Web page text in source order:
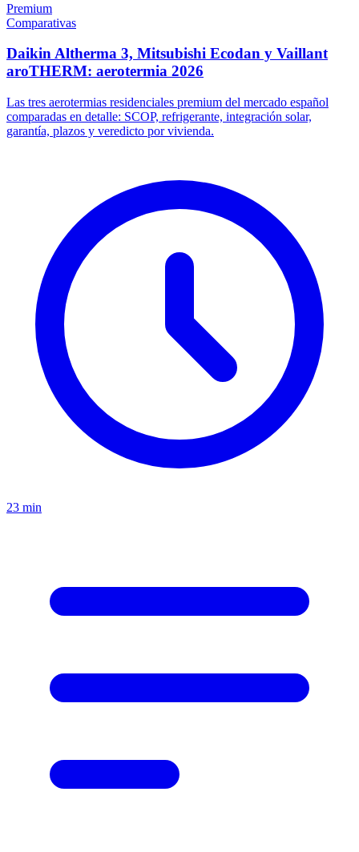
Premium
Comparativas
Daikin Altherma 3, Mitsubishi Ecodan y Vaillant
aroTHERM: aerotermia 2026
Las tres aerotermias residenciales premium del mercado español
comparadas en detalle: SCOP, refrigerante, integración solar,
garantía, plazos y veredicto por vivienda.
23 min